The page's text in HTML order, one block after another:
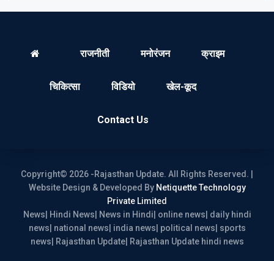
राजनीती मनोरंजन क्राइम
चिकित्सा विडियो खेल-कूद
Contact Us
Copyright© 2026 -Rajasthan Update. All Rights Reserved. |
Website Design & Developed By Netiquette Technology
Private Limited
News| Hindi News| News in Hindi| online news| daily hindi
news| national news| india news| political news| sports
news| Rajasthan Update| Rajasthan Update hindi news